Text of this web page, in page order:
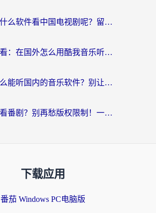
在日本用什么软件看中国电视剧呢？留学生亲测有效的回国加速方案
海外党必看：在国外怎么用酷我音乐听音乐？告别“地区不支持”的实用指南
在国外怎么能听国内的音乐软件？别让版权限制断了你的“中文歌单”
国外怎么看番剧？别再愁版权限制！一个工具解决所有回国追剧难题
下载应用
番茄 Windows PC电脑版